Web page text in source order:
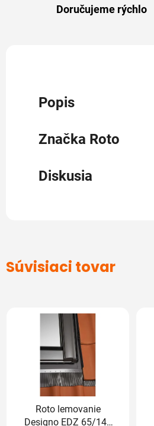
Doručujeme rýchlo
Popis
Značka Roto
Diskusia
Súvisiaci tovar
Roto lemovanie
Designo EDZ 65/140